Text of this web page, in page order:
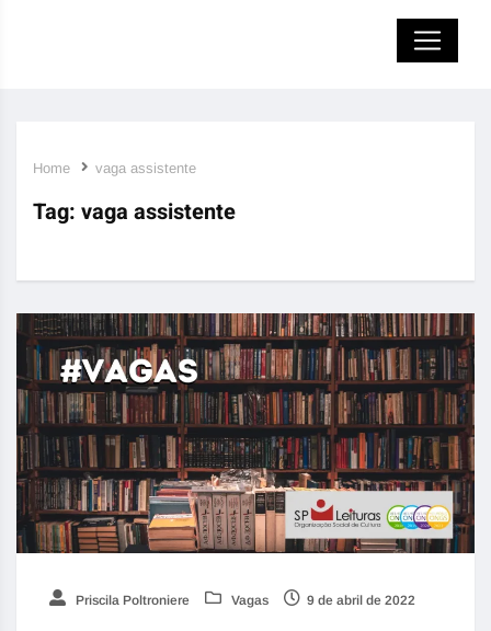
Home vaga assistente
Tag: vaga assistente
Priscila Poltroniere Vagas 9 de abril de 2022